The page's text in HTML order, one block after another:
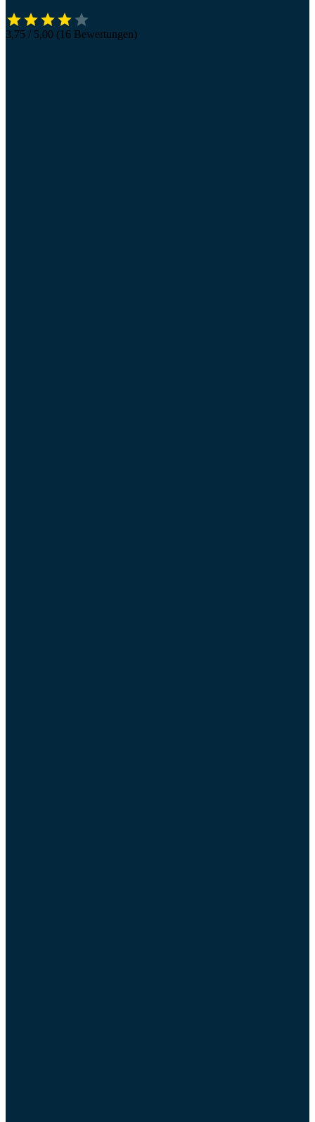
3,75 / 5,00 (16 Bewertungen)